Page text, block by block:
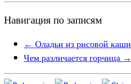
Навигация по записям
← Оладьи из рисовой каши
Чем различается горчица →